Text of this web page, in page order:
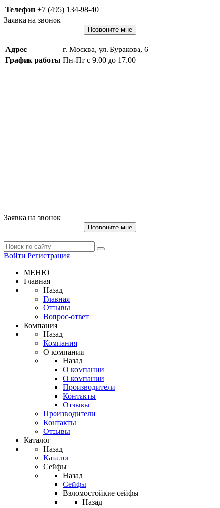
Телефон +7 (495) 134-98-40
Заявка на звонок
Позвоните мне
Адрес
г. Москва, ул. Буракова, 6
График работы Пн-Пт с 9.00 до 17.00
Заявка на звонок
Позвоните мне
Войти Регистрация
МЕНЮ
Главная
Назад
Главная
Отзывы
Вопрос-ответ
Компания
Назад
Компания
О компании
Назад
О компании
О компании
Производители
Контакты
Отзывы
Производители
Контакты
Отзывы
Каталог
Назад
Каталог
Сейфы
Назад
Сейфы
Взломостойкие сейфы
Назад